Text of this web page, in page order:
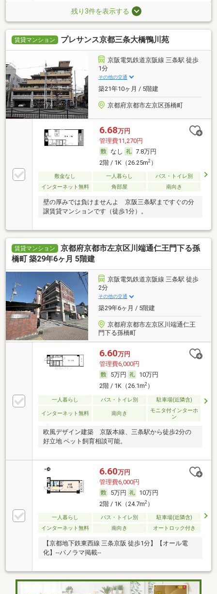
残り3件を表示する
賃貸マンション プレサンス京都三条大橋鴨川苑
京阪電気鉄道京阪線 三条駅 徒歩
1分
その他の交通
築21年10ヶ月 / 5階建
京都府京都市左京区孫橋町
6.68万円
管理費11,270円
なし
7.8万円
2階 / 1K（26.25m2）
敷金なし 一人暮らし
バス・トイレ別
インターネット無料
角部屋 南向き
壁の厚みでは負けませんよ 京阪三条駅まですぐの分
譲賃貸マンションです（徒歩1分）。
賃貸マンション
京都府京都市左京区川端通仁王門下る孫
橋町 築29年6ヶ月 5階建
京阪電気鉄道京阪線 三条駅 徒歩
2分
その他の交通
築29年6ヶ月 / 5階建
京都府京都市左京区川端通仁王
門下る孫橋町
6.60万円
管理費6,000円
5万円
10万円
2階 / 1K（26.1m2）
一人暮らし バス・トイレ別 駐車場(近隣含)
インターネット無料 南向き
モニタ付インターホ
ン
欧風デザイン建築 京阪本線、三条駅から徒歩2分の
好立地 ペット飼育相談可能。
6.60万円
管理費6,000円
5万円
10万円
2階 / 1K（24.7m2）
一人暮らし バス・トイレ別
駐車場(近隣含)
インターネット無料
南向き オートロック付き
【京都地下鉄東西線 三条京阪 徒歩1分】【オール電
化】--パノラマ掲載--